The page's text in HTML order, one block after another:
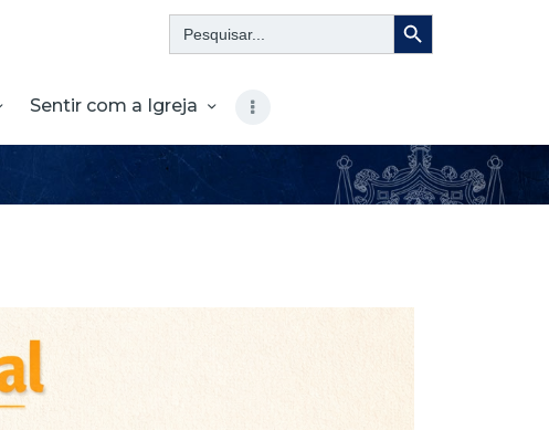
Search
for:
Search Button
Sentir com a Igreja